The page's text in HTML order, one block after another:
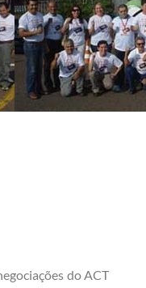
do ACT